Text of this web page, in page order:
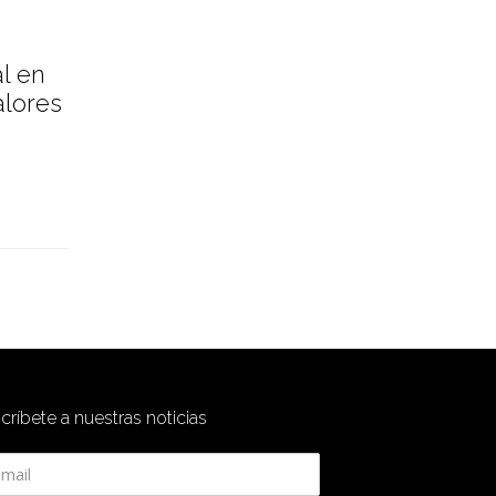
en
a nuestras noticias